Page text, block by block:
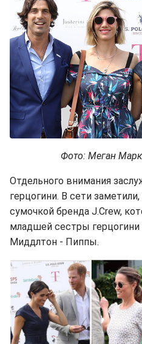
Фото: Меган
Отдельного внимания
герцогини. В сети
сумочкой бренда J.Crew,
младшей сестры
Миддлтон - Пиппы.